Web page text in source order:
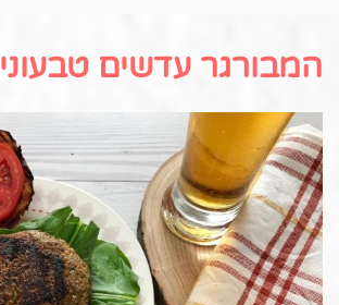
המבורגר עדשים טבעוני